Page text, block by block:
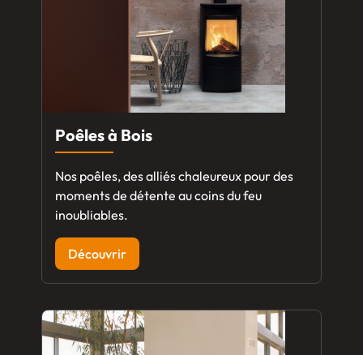
Poêles à Bois
Nos poêles, des alliés chaleureux pour des
moments de détente au coins du feu
inoubliables.
Découvrir